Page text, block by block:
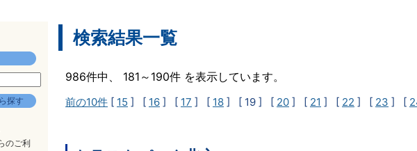
探す
のご利
検索結果一覧
986件中、 181～190件 を表示しています。
前の10件 [ 15 ] [ 16 ] [ 17 ] [ 18 ] [ 19 ] [ 20 ] [ 21 ] [ 22 ] [ 23 ] [